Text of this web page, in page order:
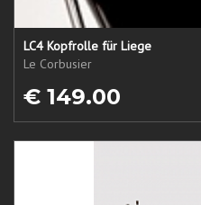
LC4 Kopfrolle für Liege
Le Corbusier
€ 149.00